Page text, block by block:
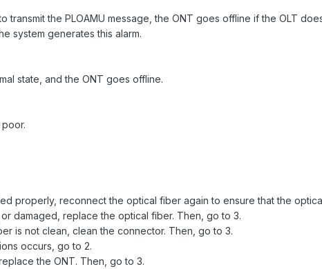
transmit the PLOAMU message, the ONT goes offline if the OLT
system generates this alarm.
state, and the ONT goes offline.
properly, reconnect the optical fiber again to ensure that the
damaged, replace the optical fiber. Then, go to 3.
is not clean, clean the connector. Then, go to 3.
occurs, go to 2.
the ONT. Then, go to 3.